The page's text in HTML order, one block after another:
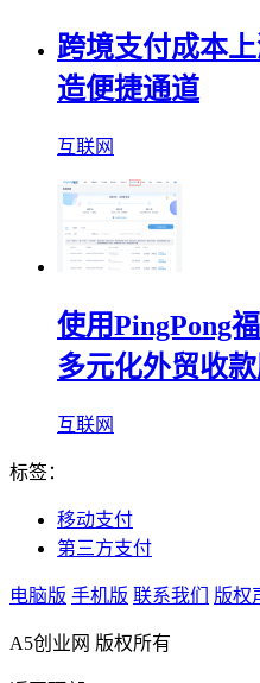
跨境支付成本
造便捷通道
互联网
使用PingPong
多元化外贸收
互联网
标签：
移动支付
第三方支付
电脑版 手机版 联系我们 版权
A5创业网 版权所有